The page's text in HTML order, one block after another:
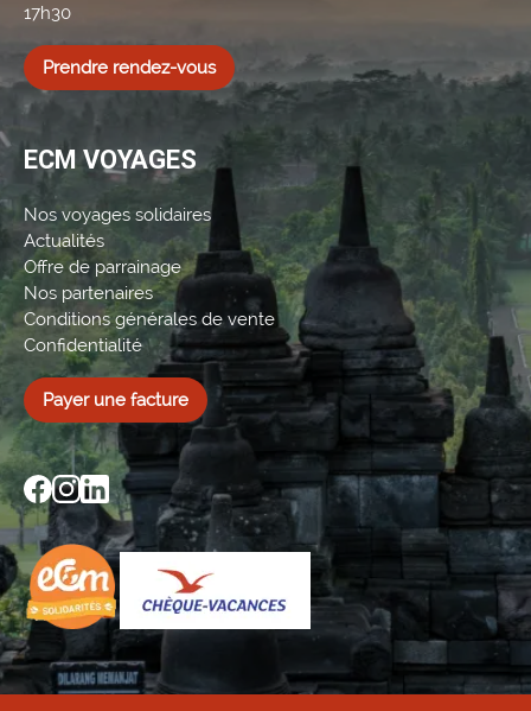
17h30
Prendre rendez-vous
ECM VOYAGES
Nos voyages solidaires
Actualités
Offre de parrainage
Nos partenaires
Conditions générales de vente
Confidentialité
Payer une facture